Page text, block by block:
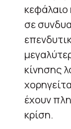
κεφάλαιο
σε
κίνησης
έχουν
κρίση.